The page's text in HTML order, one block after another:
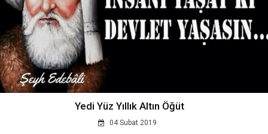
Yedi Yüz Yıllık Altın Öğüt
04 Subat 2019